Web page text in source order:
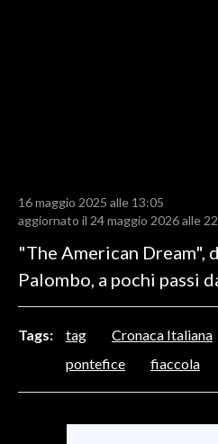
RISULTATI E CLASSIFICHE
CALCIO REGIONALE
BASKET
MOTORI
ALTRI SPORT
16 maggio 2025 alle 13:05
aggiornato il 24 maggio 2026 alle
"The American Dream",
Palombo, a pochi passi
Tags: tag Cronaca Italiana
pontefice
fiaccola